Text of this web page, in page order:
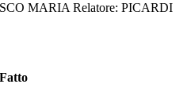
MARIA Relatore: PICARDI
Fatto